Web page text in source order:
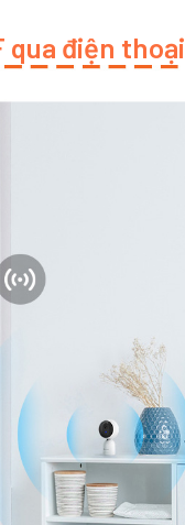
qua điện thoại